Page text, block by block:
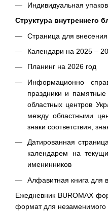
Индивидуальная
Структура внутреннего
Страница для
Календари на 2025 –
Планинг на 2026 год
Информационно
праздники и
областных центров
между областными
знаки соответствия,
Датированная
календарем на
именинников
Алфавитная книга для
Ежедневник BUROMAX
формат для незаменимого